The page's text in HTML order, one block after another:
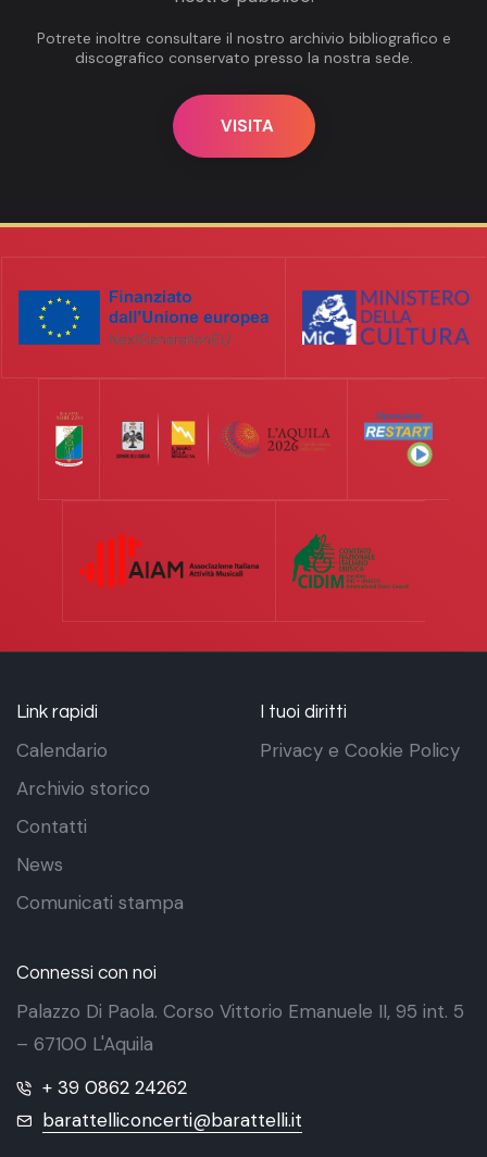
Potrete inoltre consultare il nostro archivio bibliografico e
discografico conservato presso la nostra sede.
VISITA
Link rapidi
Calendario
Archivio storico
Contatti
News
Comunicati stampa
I tuoi diritti
Privacy e Cookie Policy
Connessi con noi
Palazzo Di Paola. Corso Vittorio Emanuele II, 95 int. 5
– 67100 L'Aquila
+ 39 0862 24262
barattelliconcerti@barattelli.it